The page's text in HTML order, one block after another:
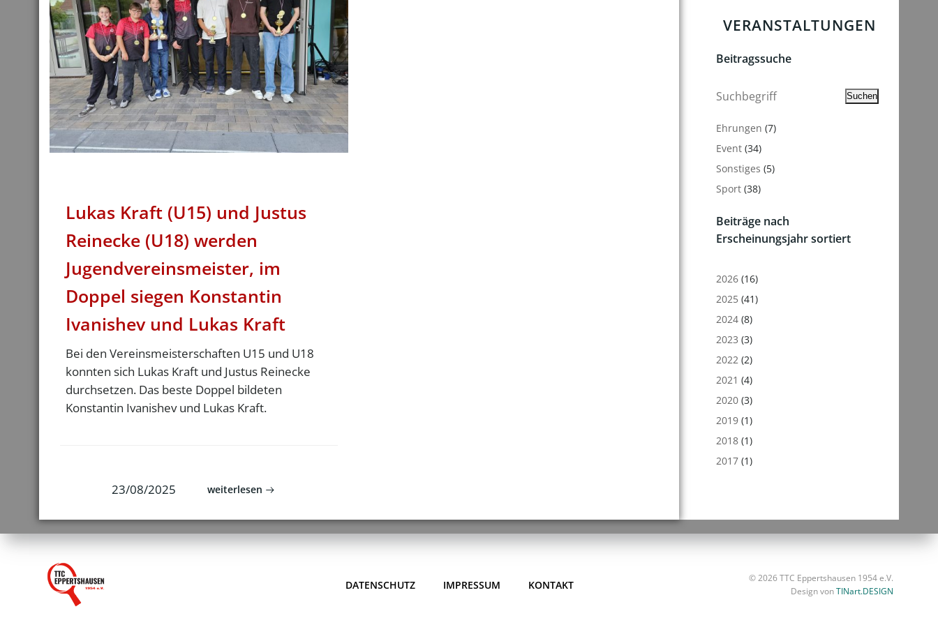
Lukas Kraft (U15) und Justus
Reinecke (U18) werden
Jugendvereinsmeister, im
Doppel siegen Konstantin
Ivanishev und Lukas Kraft
Bei den Vereinsmeisterschaften U15 und U18
konnten sich Lukas Kraft und Justus Reinecke
durchsetzen. Das beste Doppel bildeten
Konstantin Ivanishev und Lukas Kraft.
23/08/2025 weiterlesen
VERANSTALTUNGEN
Beitragssuche
Suchen Suchen
Ehrungen (7)
Event(34)
Sonstiges (5)
Sport(38)
Beiträge nach
Erscheinungsjahr sortiert
2026(16)
2025(41)
2024(8)
2023 (3)
2022(2)
2021 (4)
2020(3)
2019(1)
2018(1)
2017(1)
DATENSCHUTZ IMPRESSUM KONTAKT
© 2026 TTC Eppertshausen 1954 e.V.
Design vonTINart.DESIGN